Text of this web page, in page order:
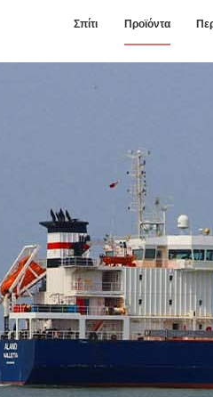
Σπίτι Προϊόντα